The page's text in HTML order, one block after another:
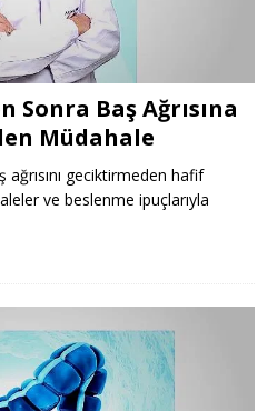
Sonra Baş Ağrısına
Müdahale
geciktirmeden hafif
ve beslenme ipuçlarıyla